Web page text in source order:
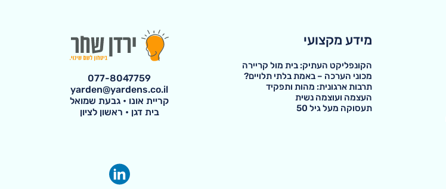
מידע מקצועי
הקונפליקט העתיק: בית מול קריירה
מכוני הערכה – באמת בלתי תלויים?
תרבות ארגונית: מהות ותפקיד
העצמה ועוצמה נשית
תעסוקה מעל גיל 50
077-8047759
yarden@yardens.co.il
קריית אונו • גבעת שמואל
בית דגן • ראשון לציון